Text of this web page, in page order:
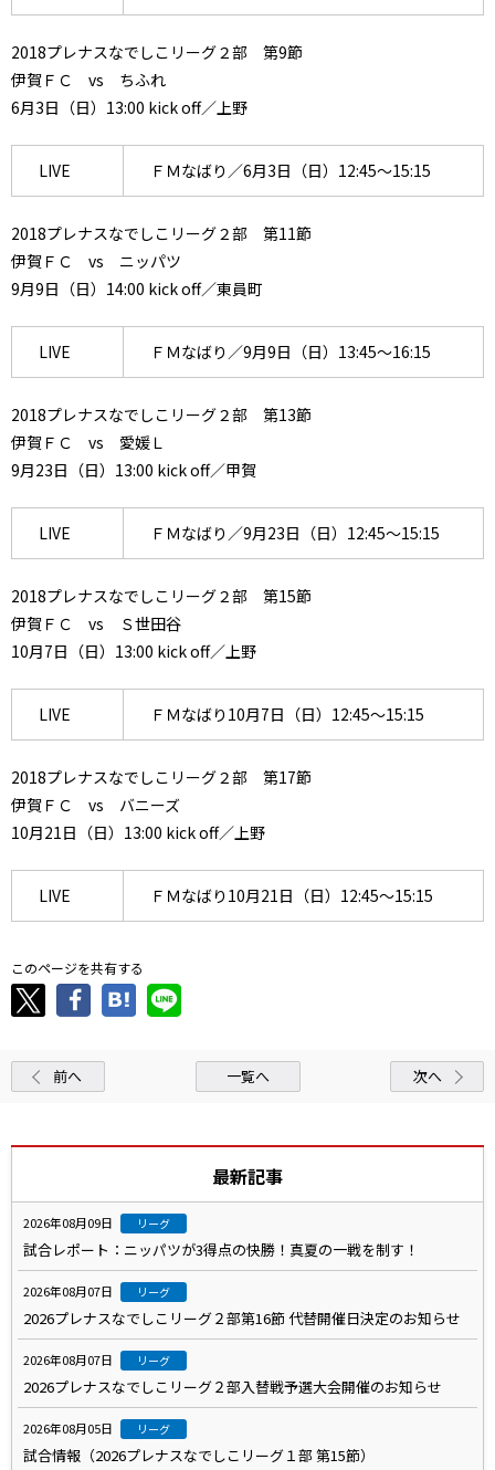
2018プレナスなでしこリーグ２部 第9節
伊賀ＦＣ vs ちふれ
6月3日（日）13:00 kick off／上野
LIVE ＦＭなばり／6月3日（日）12:45～15:15
2018プレナスなでしこリーグ２部 第11節
伊賀ＦＣ vs ニッパツ
9月9日（日）14:00 kick off／東員町
LIVE ＦＭなばり／9月9日（日）13:45～16:15
2018プレナスなでしこリーグ２部 第13節
伊賀ＦＣ vs 愛媛Ｌ
9月23日（日）13:00 kick off／甲賀
LIVE ＦＭなばり／9月23日（日）12:45～15:15
2018プレナスなでしこリーグ２部 第15節
伊賀ＦＣ vs Ｓ世田谷
10月7日（日）13:00 kick off／上野
LIVE ＦＭなばり10月7日（日）12:45～15:15
2018プレナスなでしこリーグ２部 第17節
伊賀ＦＣ vs バニーズ
10月21日（日）13:00 kick off／上野
LIVE ＦＭなばり10月21日（日）12:45～15:15
このページを共有する
前へ 一覧へ 次へ
最新記事
2026年08月09日 リーグ
試合レポート：ニッパツが3得点の快勝！真夏の一戦を制す！
2026年08月07日 リーグ
2026プレナスなでしこリーグ２部第16節 代替開催日決定のお知らせ
2026年08月07日 リーグ
2026プレナスなでしこリーグ２部入替戦予選大会開催のお知らせ
2026年08月05日 リーグ
試合情報（2026プレナスなでしこリーグ１部 第15節）